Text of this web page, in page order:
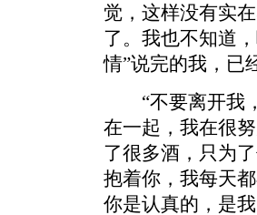
觉，这样没有实
了。我也不知道
情”说完的我，已
“不要离开我，
在一起，我在很
了很多酒，只为
抱着你，我每天
你是认真的，是